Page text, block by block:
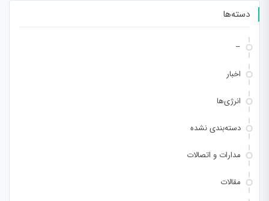
دسته‌ها
–
اخبار
انرژی‌ها
دسته‌بندی نشده
مدارات و اتصالات
مقالات